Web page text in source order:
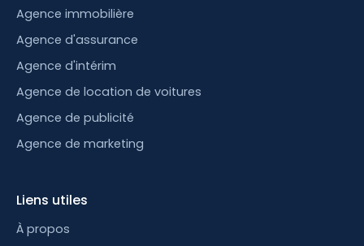
Agence immobilière
Agence d'assurance
Agence d'intérim
Agence de location de voitures
Agence de publicité
Agence de marketing
Liens utiles
À propos